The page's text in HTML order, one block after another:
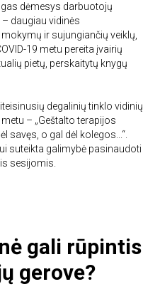
dėmesys darbuotojų
daugiau vidinės
ir sujungiančių veiklų,
19 metu pereita įvairių
pietų, perskaitytų knygų
degalinių tinklo vidinių
– „Geštalto terapijos
savęs, o gal dėl kolegos...“.
suteikta galimybė pasinaudoti
sesijomis.
gali rūpintis
gerove?